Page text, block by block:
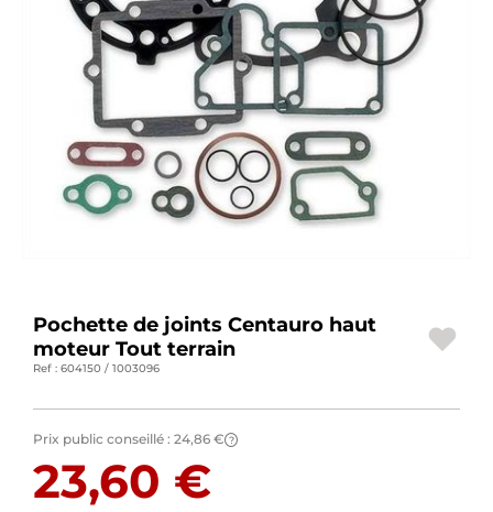
PIÈCES MOTO ET OUTILLAGE
ACCESSOIRES MOTO
BAGAGERIE MOTO
PNEUS MOTO
SPORTSWEAR
CARTES CADEAUX
FR | EUR €
CONSEILS
Pochette de joints Centauro haut
moteur Tout terrain
Ref : 604150 / 1003096
Prix public conseillé : 24,86 € ?
23,60 €